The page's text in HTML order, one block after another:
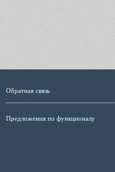
Обратная связь
Предложения по функционалу